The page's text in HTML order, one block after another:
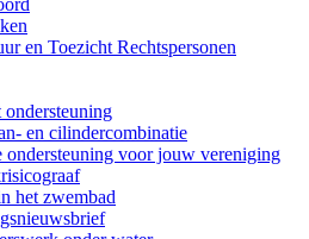
en Toezicht Rechtspersonen
en cilindercombinatie
ondersteuning voor jouw vereniging
het zwembad